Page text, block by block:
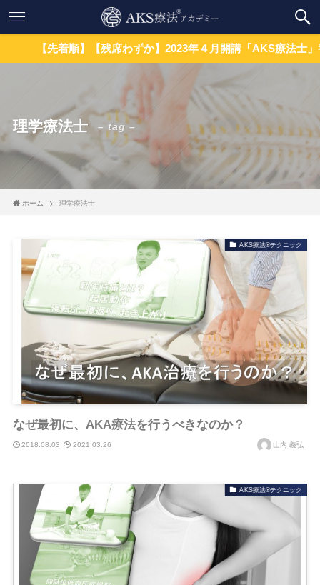
先着順】【残席わずか】2023年４月開講「AKS療法士」養成講
理学療法士 – tag –
ホーム 理学療法士
AKS療法®テクニック
なぜ最初に、AKA療法を行うべきなのか？
2018.08.03 2021.03.26 山内 義弘
AKS療法®テクニック